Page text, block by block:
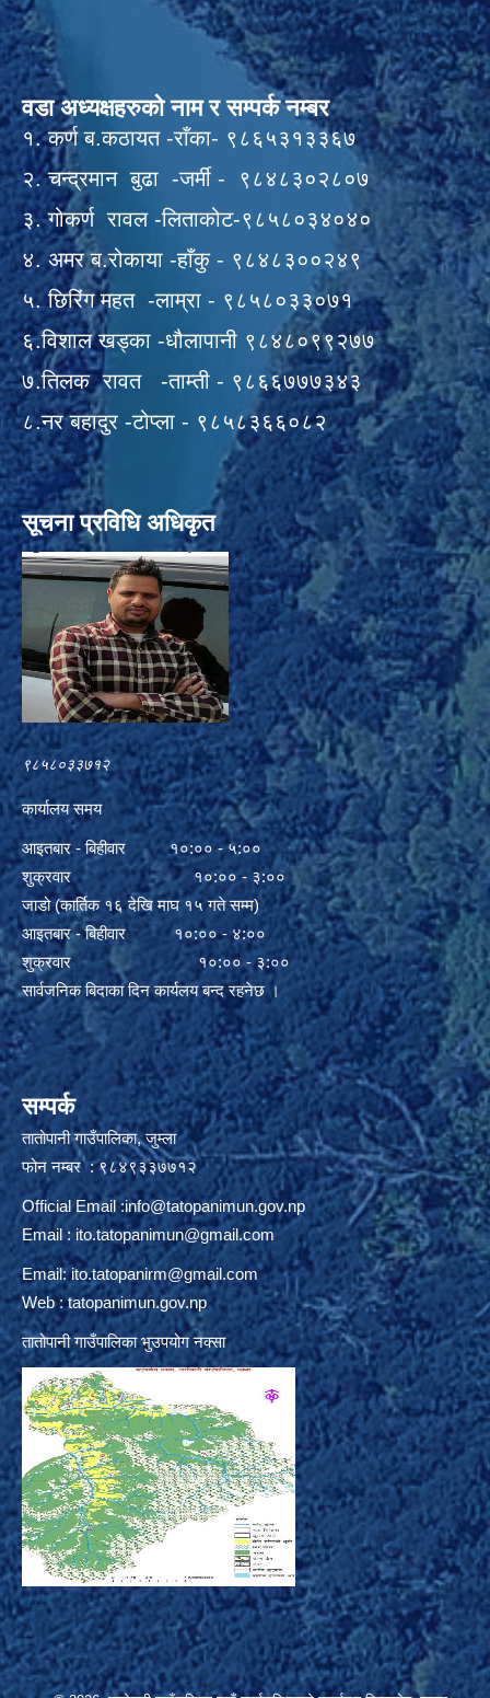
वडा अध्यक्षहरुको नाम र सम्पर्क नम्बर
१. कर्ण ब.कठायत -राँका- ९८६५३१३३६७
२. चन्द्रमान बुढा -जर्मी - ९८४८३०२८०७
३. गोकर्ण रावल -लिताकोट-९८५८०३४०४०
४. अमर ब.रोकाया -हाँकु - ९८४८३००२४९
५. छिरिंग महत -लाम्रा - ९८५८०३३०७१
६.विशाल खड्का -धौलापानी ९८४८०९९२७७
७.तिलक रावत -ताम्ती - ९८६६७७७३४३
८.नर बहादुर -टोप्ला - ९८५८३६६०८२
सूचना प्रविधि अधिकृत
९८५८०३३७१२
कार्यालय समय
आइतबार - बिहीवार १०:०० - ५:००
शुक्रवार १०:०० - ३:००
जाडो (कार्तिक १६ देखि माघ १५ गते सम्म)
आइतबार - बिहीवार १०:०० - ४:००
शुक्रवार १०:०० - ३:००
सार्वजनिक बिदाका दिन कार्यलय बन्द रहनेछ ।
सम्पर्क
तातोपानी गाउँपालिका, जुम्ला
फोन नम्बर : ९८४९३३७७१२
Official Email :info@tatopanimun.gov.np
Email :ito.tatopanimun@gmail.com
Email:ito.tatopanirm@gmail.com
Web : tatopanimun.gov.np
तातोपानी गाउँपालिका भुउपयोग नक्सा